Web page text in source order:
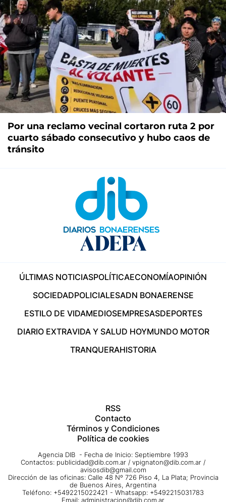
Por una reclamo vecinal cortaron ruta 2 por
cuarto sábado consecutivo y hubo caos de
tránsito
ÚLTIMAS NOTICIASPOLÍTICAECONOMÍAOPINIÓN
SOCIEDADPOLICIALESADN BONAERENSE
ESTILO DE VIDAMEDIOSEMPRESASDEPORTES
DIARIO EXTRAVIDA Y SALUD HOYMUNDO MOTOR
TRANQUERAHISTORIA
RSS
Contacto
Términos y Condiciones
Política de cookies
Agencia DIB - Fecha de Inicio: Septiembre 1993
Contactos: publicidad@dib.com.ar / vpignaton@dib.com.ar /
avisosdib@gmail.com
Dirección de las oficinas: Calle 48 Nº 726 Piso 4, La Plata; Provincia
de Buenos Aires, Argentina
Teléfono: +5492215022421 - Whatsapp: +5492215031783
Email: administracion@dib.com.ar